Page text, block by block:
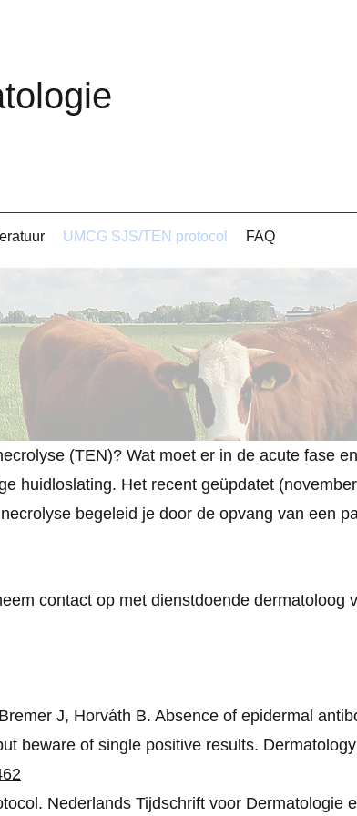
UMCG SJS/TEN protocol FAQ
(TEN)? Wat moet er in de acute fase
huidloslating. Het recent geüpdatet
begeleid je door de opvang van een
contact op met dienstdoende dermatoloog
J, Horváth B. Absence of epidermal
beware of single positive results.
Nederlands Tijdschrift voor Dermatologie